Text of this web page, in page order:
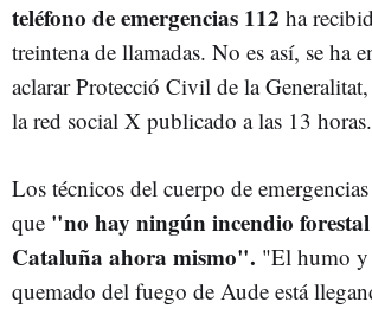
teléfono de emergencias 112 ha
treintena de llamadas. No es así, se ha
aclarar Protecció Civil de la
la red social X publicado a las 13 horas.
Los técnicos del cuerpo de
que "no hay ningún incendio
Cataluña ahora mismo". "El humo
quemado del fuego de Aude está